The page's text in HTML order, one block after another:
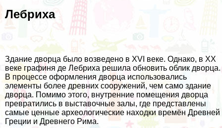
Лебриха
Здание дворца было возведено в XVI веке. Однако, в XX
веке графиня де Лебриха решила обновить облик дворца.
В процессе оформления дворца использовались
элементы более древних сооружений, чем само здание
дворца. Помимо этого, внутренние помещения дворца
превратились в выставочные залы, где представлены
самые ценные археологические находки времён Древней
Греции и Древнего Рима.